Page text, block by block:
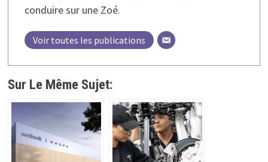
conduire sur une Zoé.
Voir toutes les publications
Sur Le Même Sujet: